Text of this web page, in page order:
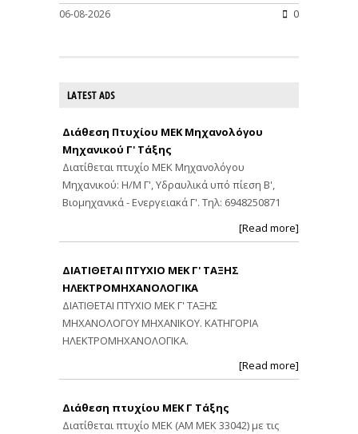
06-08-2026 0
LATEST ADS
Διάθεση Πτυχίου ΜΕΚ Μηχανολόγου
Μηχανικού Γ' Τάξης
Διατίθεται πτυχίο ΜΕΚ Μηχανολόγου
Μηχανικού: Η/Μ Γ', Υδραυλικά υπό πίεση Β',
Βιομηχανικά - Ενεργειακά Γ'. Τηλ: 6948250871
[Read more]
ΔΙΑΤΙΘΕΤΑΙ ΠΤΥΧΙΟ ΜΕΚ Γ' ΤΑΞΗΣ
ΗΛΕΚΤΡΟΜΗΧΑΝΟΛΟΓΙΚΑ
ΔΙΑΤΙΘΕΤΑΙ ΠΤΥΧΙΟ ΜΕΚ Γ' ΤΑΞΗΣ
ΜΗΧΑΝΟΛΟΓΟΥ ΜΗΧΑΝΙΚΟΥ. ΚΑΤΗΓΟΡΙΑ
ΗΛΕΚΤΡΟΜΗΧΑΝΟΛΟΓΙΚΑ.
[Read more]
Διάθεση πτυχίου ΜΕΚ Γ Τάξης
Διατίθεται πτυχίο ΜΕΚ (ΑΜ ΜΕΚ 33042) με τις